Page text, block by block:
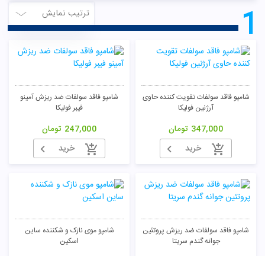
ترتیب نمایش
1
شامپو فاقد سولفات تقویت کننده حاوی
آرژنین فولیکا
347,000 تومان
خرید
شامپو فاقد سولفات ضد ریزش آمینو
فیبر فولیکا
247,000 تومان
خرید
شامپو فاقد سولفات ضد ریزش پروتئین
جوانه گندم سریتا
شامپو موی نازک و شکننده ساین
اسکین